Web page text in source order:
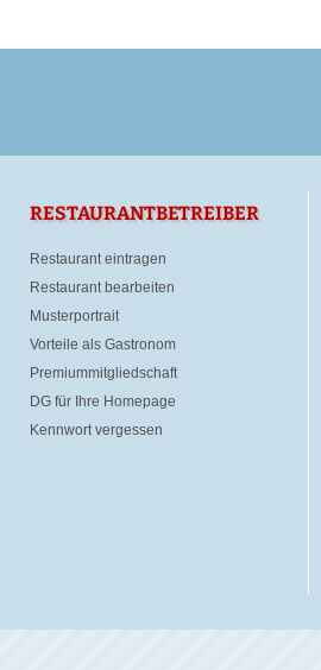
RESTAURANTBETREIBER
Restaurant eintragen
Restaurant bearbeiten
Musterportrait
Vorteile als Gastronom
Premiummitgliedschaft
DG für Ihre Homepage
Kennwort vergessen